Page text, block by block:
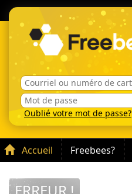
Oublié votre mot de passe?
Accueil Freebees?